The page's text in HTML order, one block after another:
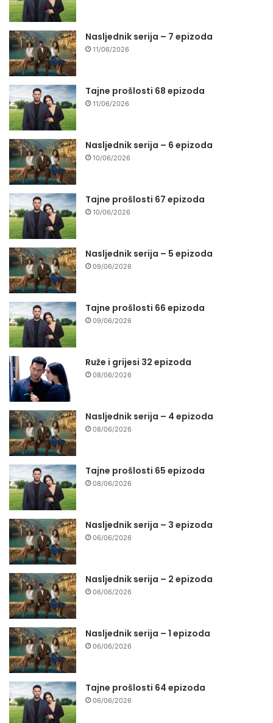
Nasljednik serija – 7 epizoda
11/06/2026
Tajne prošlosti 68 epizoda
11/06/2026
Nasljednik serija – 6 epizoda
10/06/2026
Tajne prošlosti 67 epizoda
10/06/2026
Nasljednik serija – 5 epizoda
09/06/2026
Tajne prošlosti 66 epizoda
09/06/2026
Ruže i grijesi 32 epizoda
08/06/2026
Nasljednik serija – 4 epizoda
08/06/2026
Tajne prošlosti 65 epizoda
08/06/2026
Nasljednik serija – 3 epizoda
06/06/2026
Nasljednik serija – 2 epizoda
06/06/2026
Nasljednik serija – 1 epizoda
06/06/2026
Tajne prošlosti 64 epizoda
06/06/2026